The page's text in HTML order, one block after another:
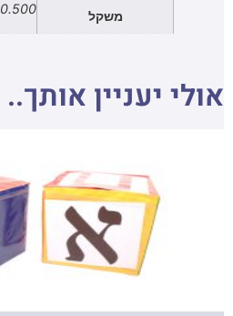
משקל 0.500 ק"ג
אולי יעניין אותך..